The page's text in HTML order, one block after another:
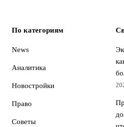
По категориям
News
Аналитика
Новостройки
Право
Советы